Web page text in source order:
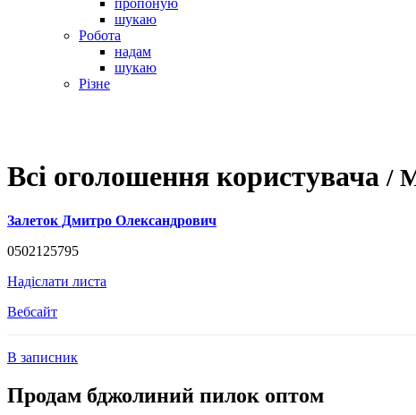
пропоную
шукаю
Робота
надам
шукаю
Різне
Всі оголошення користувача/
Залеток Дмитро Олександрович
0502125795
Надіслати листа
Вебсайт
В записник
Продам бджолиний пилок оптом